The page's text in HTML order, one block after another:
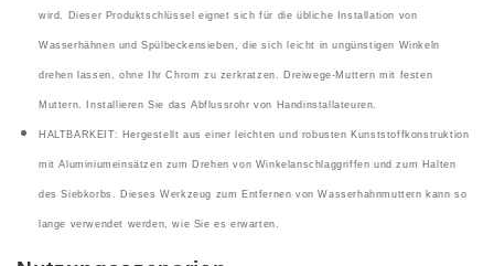
wird. Dieser Produktschlüssel eignet sich für die übliche Installation von
Wasserhähnen und Spülbeckensieben, die sich leicht in ungünstigen Winkeln
drehen lassen, ohne Ihr Chrom zu zerkratzen. Dreiwege-Muttern mit festen
Muttern. Installieren Sie das Abflussrohr von Handinstallateuren.
HALTBARKEIT: Hergestellt aus einer leichten und robusten Kunststoffkonstruktion
mit Aluminiumeinsätzen zum Drehen von Winkelanschlaggriffen und zum Halten
des Siebkorbs. Dieses Werkzeug zum Entfernen von Wasserhahnmuttern kann so
lange verwendet werden, wie Sie es erwarten.